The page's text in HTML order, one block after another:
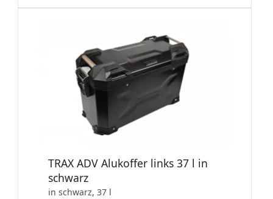
TRAX ADV Alukoffer links 37 l in
schwarz
in schwarz, 37 l